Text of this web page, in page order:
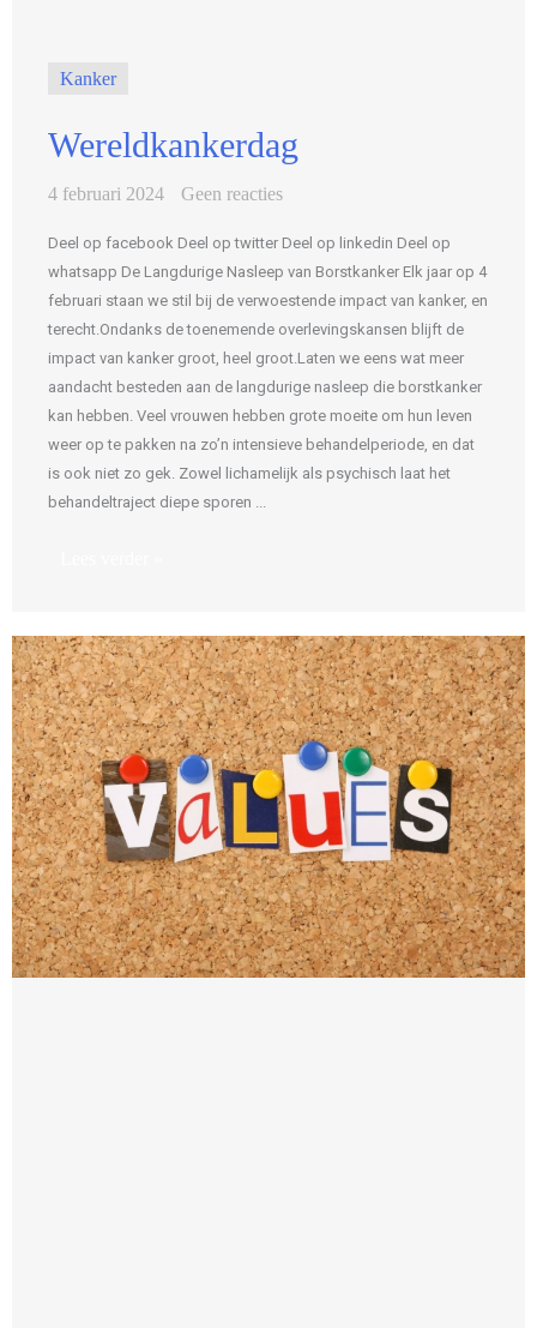
Kanker
Wereldkankerdag
4 februari 2024 Geen reacties
Deel op facebook Deel op twitter Deel op linkedin Deel op
whatsapp De Langdurige Nasleep van Borstkanker Elk jaar op 4
februari staan we stil bij de verwoestende impact van kanker, en
terecht.Ondanks de toenemende overlevingskansen blijft de
impact van kanker groot, heel groot.Laten we eens wat meer
aandacht besteden aan de langdurige nasleep die borstkanker
kan hebben. Veel vrouwen hebben grote moeite om hun leven
weer op te pakken na zo’n intensieve behandelperiode, en dat
is ook niet zo gek. Zowel lichamelijk als psychisch laat het
behandeltraject diepe sporen ...